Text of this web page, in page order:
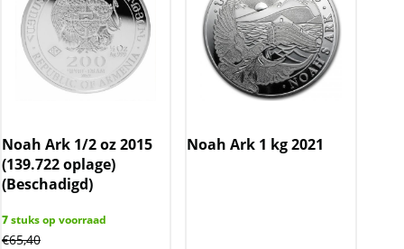
Noah Ark 1/2 oz 2015
(139.722 oplage)
(Beschadigd)
7stuks op voorraad
€65,40
Noah Ark 1 kg 2021